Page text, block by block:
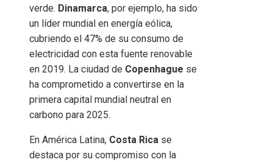
verde. Dinamarca, por ejemplo, ha sido
un líder mundial en energía eólica,
cubriendo el 47% de su consumo de
electricidad con esta fuente renovable
en 2019. La ciudad de Copenhague se
ha comprometido a convertirse en la
primera capital mundial neutral en
carbono para 2025.
En América Latina, Costa Rica se
destaca por su compromiso con la